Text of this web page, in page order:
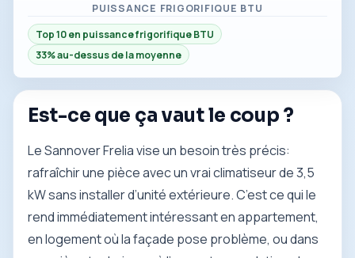
PUISSANCE FRIGORIFIQUE BTU
Top 10 en puissance frigorifique BTU
33% au-dessus de la moyenne
Est-ce que ça vaut le coup ?
Le Sannover Frelia vise un besoin très précis:
rafraîchir une pièce avec un vrai climatiseur de 3,5
kW sans installer d’unité extérieure. C’est ce qui le
rend immédiatement intéressant en appartement,
en logement où la façade pose problème, ou dans